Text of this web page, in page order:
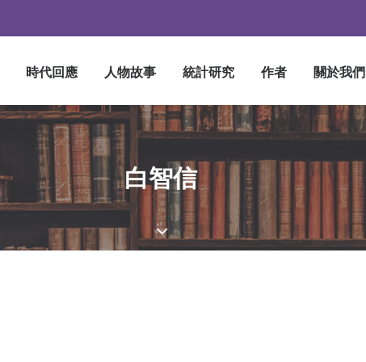
時代回應 人物故事 統計研究 作者 關於我們
白智信